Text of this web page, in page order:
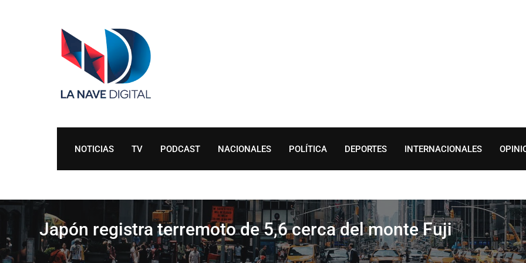
NOTICIAS TV PODCAST NACIONALES POLÍTICA DEPORTES INTERNACIONALES
Japón registra terremoto de 5,6 cerca del monte Fuji